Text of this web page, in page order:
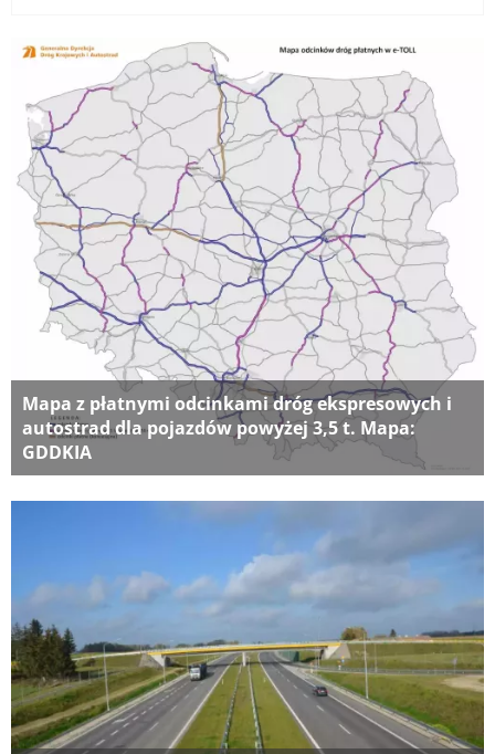
Mapa z płatnymi odcinkami dróg ekspresowych i
autostrad dla pojazdów powyżej 3,5 t. Mapa:
GDDKIA